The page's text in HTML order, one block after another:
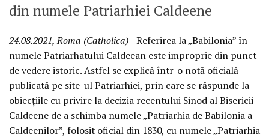
din numele Patriarhiei Caldeene
24.08.2021, Roma (Catholica)- Referirea la „Babilonia” în
numele Patriarhatului Caldeean este improprie din punct
de vedere istoric. Astfel se explică într-o notă oficială
publicată pe site-ul Patriarhiei, prin care se răspunde la
obiecțiile cu privire la decizia recentului Sinod al Bisericii
Caldeene de a schimba numele „Patriarhia de Babilonia a
Caldeenilor”, folosit oficial din 1830, cu numele „Patriarhia